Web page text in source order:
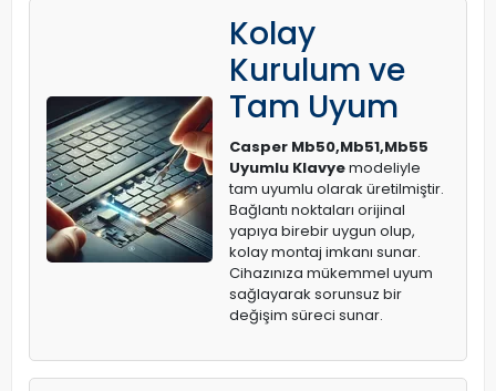
Kolay
Kurulum ve
Tam Uyum
Casper Mb50,Mb51,Mb55
Uyumlu Klavyemodeliyle
tam uyumlu olarak üretilmiştir.
Bağlantı noktaları orijinal
yapıya birebir uygun olup,
kolay montaj imkanı sunar.
Cihazınıza mükemmel uyum
sağlayarak sorunsuz bir
değişim süreci sunar.